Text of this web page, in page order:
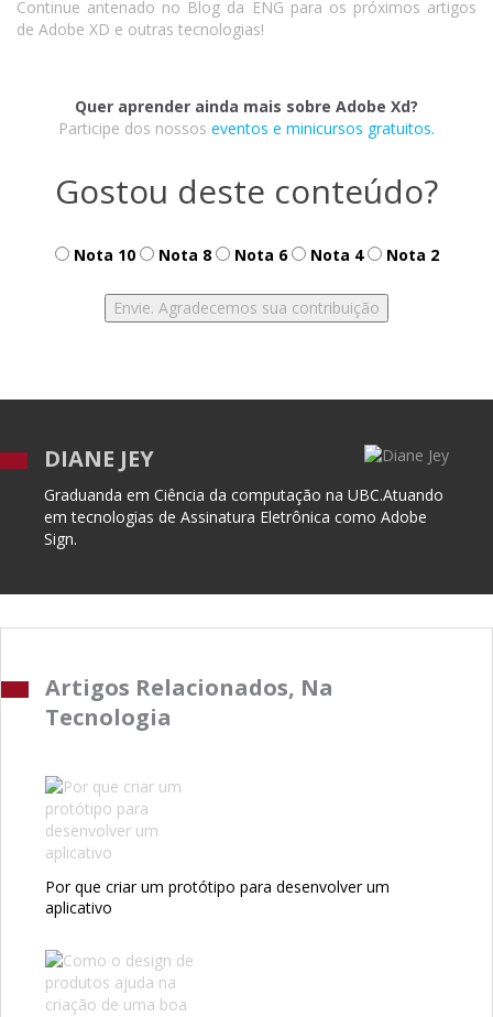
Continue antenado no Blog da ENG para os próximos artigos
de Adobe XD e outras tecnologias!
Quer aprender ainda mais sobre Adobe Xd?
Participe dos nossos eventos e minicursos gratuitos.
Gostou deste conteúdo?
Nota 10 Nota 8 Nota 6 Nota 4 Nota 2
DIANE JEY
Graduanda em Ciência da computação na UBC.Atuando
em tecnologias de Assinatura Eletrônica como Adobe
Sign.
Artigos Relacionados, Na
Tecnologia
Por que criar um protótipo para desenvolver um
aplicativo